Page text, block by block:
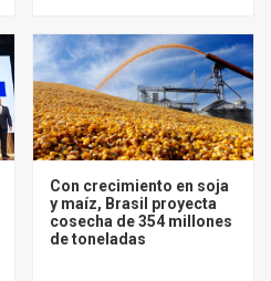
Con crecimiento en soja
y maíz, Brasil proyecta
cosecha de 354 millones
de toneladas